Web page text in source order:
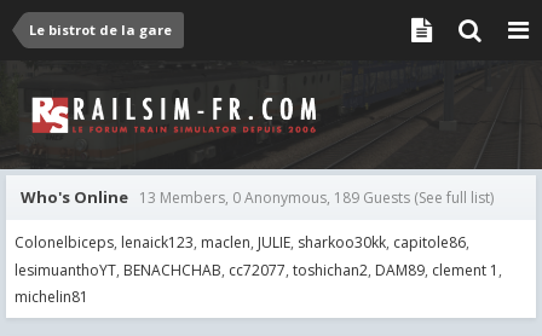
Le bistrot de la gare
Who's Online 13 Members, 0 Anonymous, 189 Guests (See full list)
Colonelbiceps lenaick123 maclen JULIE sharkoo30kk capitole86
lesimuanthoYT BENACHCHAB cc72077 toshichan2 DAM89 clement 1
michelin81